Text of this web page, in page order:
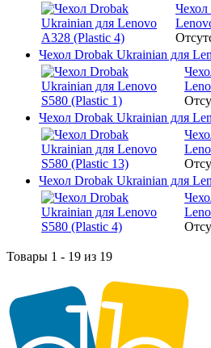
Чехол Drobak Ukrainian для
Чехол Drobak Ukrainian для
Чехол Drobak Ukrainian для
Товары 1 - 19 из 19